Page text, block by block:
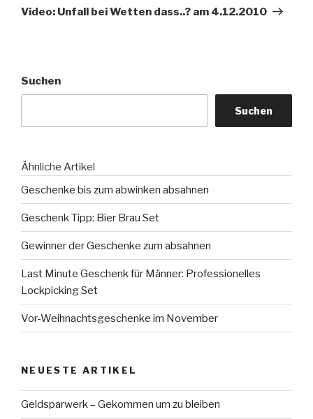
Beitrag
Video: Unfall bei Wetten dass..? am 4.12.2010
Suchen
Suchen
Ähnliche Artikel
Geschenke bis zum abwinken absahnen
Geschenk Tipp: Bier Brau Set
Gewinner der Geschenke zum absahnen
Last Minute Geschenk für Männer: Professionelles
Lockpicking Set
Vor-Weihnachtsgeschenke im November
NEUESTE ARTIKEL
Geldsparwerk – Gekommen um zu bleiben